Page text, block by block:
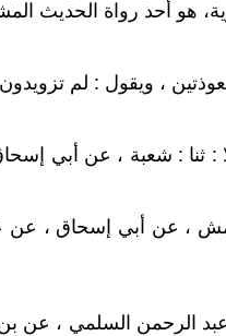
، ويقول : لم
: ثنا : شعبة ، عن أبي
، عن أبي إسحاق ، عن
الرحمن السلمي ، عن